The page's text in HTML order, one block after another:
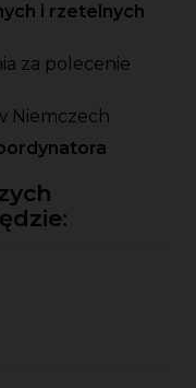
i rzetelnych
za polecenie
Niemczech